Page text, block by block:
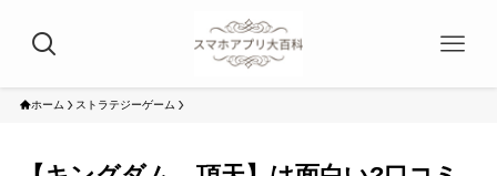
ホーム ストラテジーゲーム